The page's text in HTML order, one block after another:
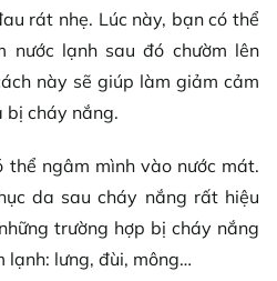
rát nhẹ. Lúc này, bạn có thể
nước lạnh sau đó chườm lên
này sẽ giúp làm giảm cảm
bị cháy nắng.
thể ngâm mình vào nước mát.
da sau cháy nắng rất hiệu
trường hợp bị cháy nắng
lạnh: lưng, đùi, mông…